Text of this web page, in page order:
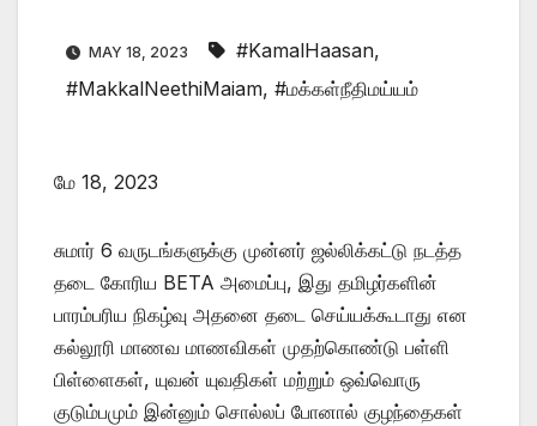
MAY 18, 2023 #KamalHaasan,
#MakkalNeethiMaiam, #மக்கள்நீதிமய்யம்
மே 18, 2023
சுமார் 6 வருடங்களுக்கு முன்னர் ஜல்லிக்கட்டு நடத்த
தடை கோரிய BETA அமைப்பு, இது தமிழர்களின்
பாரம்பரிய நிகழ்வு அதனை தடை செய்யக்கூடாது என
கல்லூரி மாணவ மாணவிகள் முதற்கொண்டு பள்ளி
பிள்ளைகள், யுவன் யுவதிகள் மற்றும் ஒவ்வொரு
குடும்பமும் இன்னும் சொல்லப் போனால் குழந்தைகள்